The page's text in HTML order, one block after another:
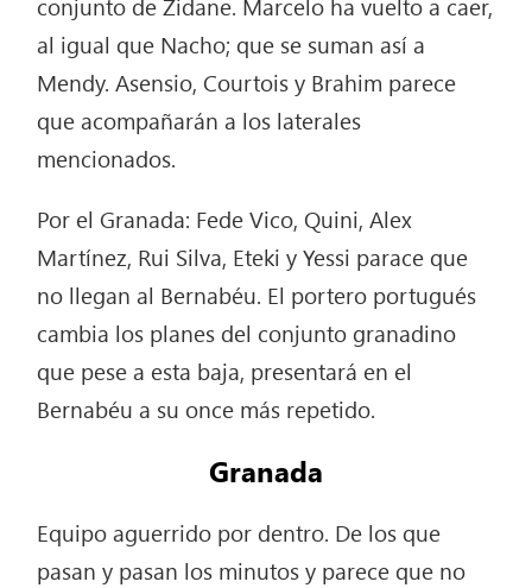
conjunto de Zidane. Marcelo ha vuelto a caer,
al igual que Nacho; que se suman así a
Mendy. Asensio, Courtois y Brahim parece
que acompañarán a los laterales
mencionados.
Por el Granada: Fede Vico, Quini, Alex
Martínez, Rui Silva, Eteki y Yessi parace que
no llegan al Bernabéu. El portero portugués
cambia los planes del conjunto granadino
que pese a esta baja, presentará en el
Bernabéu a su once más repetido.
Granada
Equipo aguerrido por dentro. De los que
pasan y pasan los minutos y parece que no